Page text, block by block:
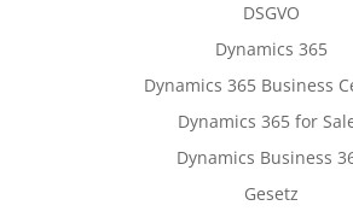
DSGVO
Dynamics 365
Dynamics 365 Business
Dynamics 365 for
Dynamics Business
Gesetz